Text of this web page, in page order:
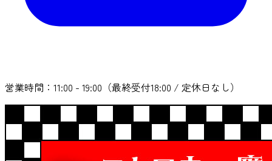
営業時間：11:00 - 19:00（最終受付18:00 / 定休日なし）